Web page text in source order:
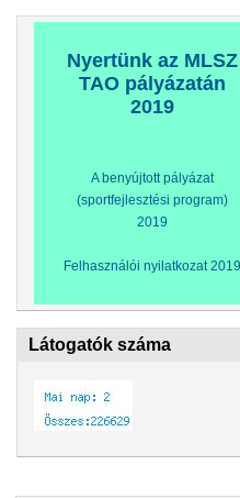
Nyertünk az MLSZ
TAO pályázatán
2019
A benyújtott pályázat
(sportfejlesztési program)
2019
Felhasználói nyilatkozat 2019
Látogatók száma